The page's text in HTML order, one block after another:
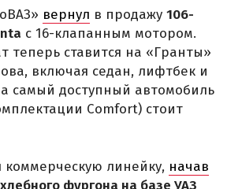
вернул в продажу 106-
с 16-клапанным мотором.
теперь ставится на «Гранты»
включая седан, лифтбек и
а самый доступный автомобиль
Comfort) стоит
линейку, начав
хлебного фургона на базе УАЗ